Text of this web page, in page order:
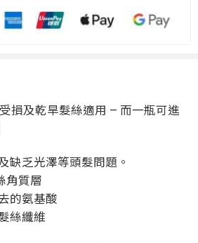
損及乾旱髮絲適用 – 而一瓶可進
缺乏光澤等頭髮問題。
角質層
的氨基酸
絲纖維